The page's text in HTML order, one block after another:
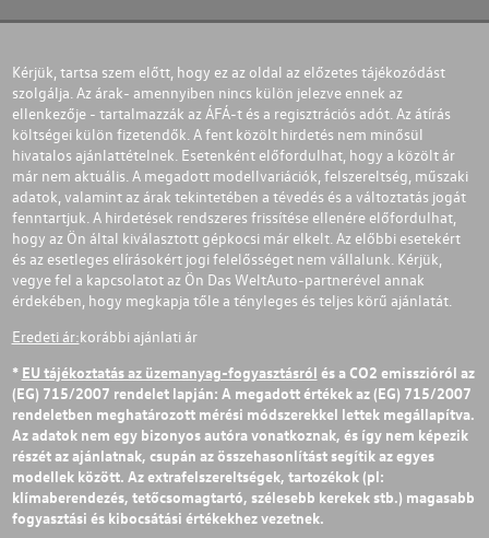
Kérjük, tartsa szem előtt, hogy ez az oldal az előzetes tájékozódást
szolgálja. Az árak- amennyiben nincs külön jelezve ennek az
ellenkezője - tartalmazzák az ÁFÁ-t és a regisztrációs adót. Az átírás
költségei külön fizetendők. A fent közölt hirdetés nem minősül
hivatalos ajánlattételnek. Esetenként előfordulhat, hogy a közölt ár
már nem aktuális. A megadott modellvariációk, felszereltség, műszaki
adatok, valamint az árak tekintetében a tévedés és a változtatás jogát
fenntartjuk. A hirdetések rendszeres frissítése ellenére előfordulhat,
hogy az Ön által kiválasztott gépkocsi már elkelt. Az előbbi esetekért
és az esetleges elírásokért jogi felelősséget nem vállalunk. Kérjük,
vegye fel a kapcsolatot az Ön Das WeltAuto-partnerével annak
érdekében, hogy megkapja tőle a tényleges és teljes körű ajánlatát.
Eredeti ár:korábbi ajánlati ár
* EU tájékoztatás az üzemanyag-fogyasztásról és a CO2 emisszióról az
(EG) 715/2007 rendelet lapján: A megadott értékek az (EG) 715/2007
rendeletben meghatározott mérési módszerekkel lettek megállapítva.
Az adatok nem egy bizonyos autóra vonatkoznak, és így nem képezik
részét az ajánlatnak, csupán az összehasonlítást segítik az egyes
modellek között. Az extrafelszereltségek, tartozékok (pl:
klímaberendezés, tetőcsomagtartó, szélesebb kerekek stb.) magasabb
fogyasztási és kibocsátási értékekhez vezetnek.